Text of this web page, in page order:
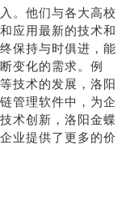
。他们与各大高校
应用最新的技术和
保持与时俱进，能
变化的需求。例
技术的发展，洛阳
管理软件中，为企
术创新，洛阳金蝶
业提供了更多的价